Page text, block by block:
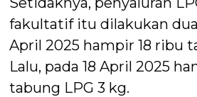
fakultatif itu dilakukan dua
April 2025 hampir 18 ribu
Lalu, pada 18 April 2025
tabung LPG 3 kg.